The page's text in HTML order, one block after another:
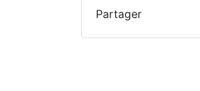
Partager